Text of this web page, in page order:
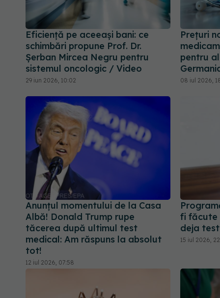
Eficiență pe aceeași bani: ce
schimbări propune Prof. Dr.
Șerban Mircea Negru pentru
sistemul oncologic / Video
29 iun 2026, 10:02
Prețuri
pentru
08 iul 2026,
Anunțul momentului de la Casa
Albă! Donald Trump rupe
tăcerea după ultimul test
medical: Am răspuns la absolut
tot!
12 iul 2026, 07:58
fi făcute
deja
15 iul 2026,